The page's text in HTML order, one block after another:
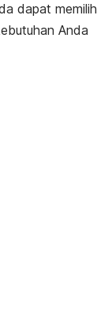
dapat memilih
Anda